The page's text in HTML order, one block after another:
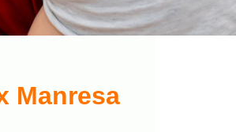
Manresa